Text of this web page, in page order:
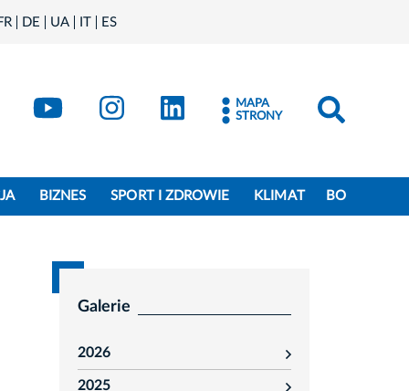
DE UA IT ES
Kraków - X
Kraków - YouTube
Kraków - Instagram
Kraków - LinkedIn
MAPA
STRONY
BIZNES SPORT I ZDROWIE KLIMAT BO
Galerie
2026
rozwiń
2025